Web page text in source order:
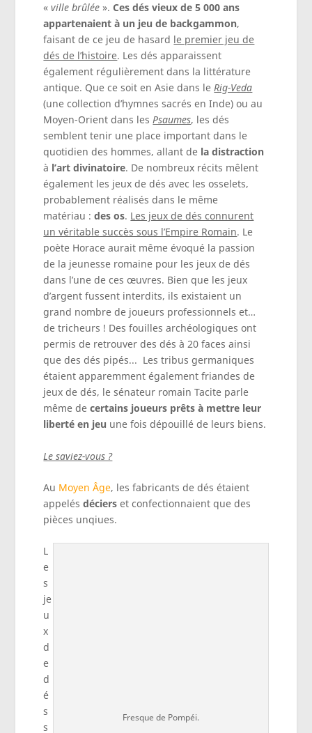
«ville brûlée ».Ces dés vieux de 5 000 ans
appartenaient à un jeu de backgammon,
faisant de ce jeu de hasard le premier jeu de
dés de l’histoire. Les dés apparaissent
également régulièrement dans la littérature
antique. Que ce soit en Asie dans leRig-Veda
(une collection d’hymnes sacrés en Inde) ou au
Moyen-Orient dans lesPsaumes, les dés
semblent tenir une place important dans le
quotidien des hommes, allant de la distraction
à l’art divinatoire. De nombreux récits mêlent
également les jeux de dés avec les osselets,
probablement réalisés dans le même
matériau :des os. Les jeux de dés connurent
un véritable succès sous l’Empire Romain. Le
poète Horace aurait même évoqué la passion
de la jeunesse romaine pour les jeux de dés
dans l’une de ces œuvres. Bien que les jeux
d’argent fussent interdits, ils existaient un
grand nombre de joueurs professionnels et…
de tricheurs ! Des fouilles archéologiques ont
permis de retrouver des dés à 20 faces ainsi
que des dés pipés... Les tribus germaniques
étaient apparemment également friandes de
jeux de dés, le sénateur romain Tacite parle
même decertains joueurs prêts à mettre leur
liberté en jeu une fois dépouillé de leurs biens.
Le saviez-vous ?
Au Moyen Âge, les fabricants de dés étaient
appelésdécierset confectionnaient que des
pièces unqiues.
Fresque de Pompéi.
L
e
s
je
u
x
d
e
d
é
s
s